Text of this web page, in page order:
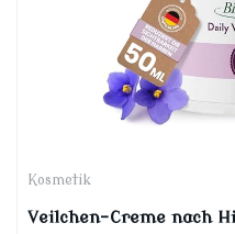
Kosmetik
Veilchen-Creme nach